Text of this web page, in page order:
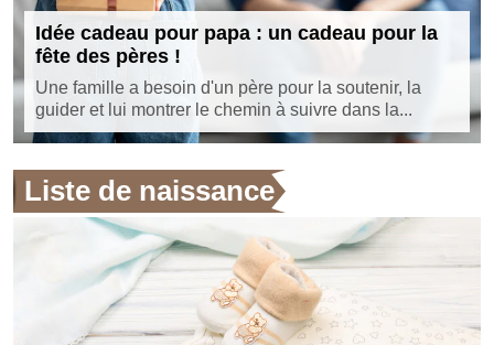
Idée cadeau pour papa : un cadeau pour la
fête des pères !
Une famille a besoin d'un père pour la soutenir, la
guider et lui montrer le chemin à suivre dans la...
Liste de naissance